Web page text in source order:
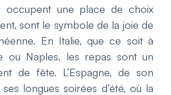
occupent une place de choix
sont le symbole de la joie de
En Italie, que ce soit à
ou Naples, les repas sont un
de fête. L’Espagne, de son
longues soirées d’été, où la